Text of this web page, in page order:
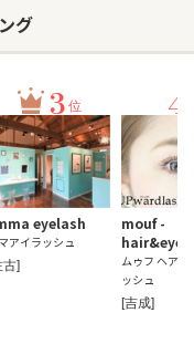
グ
3 位
eyelash
アイラッシュ
古]
4
mouf -
ムゥフ ヘア
ッシュ
[吉成]